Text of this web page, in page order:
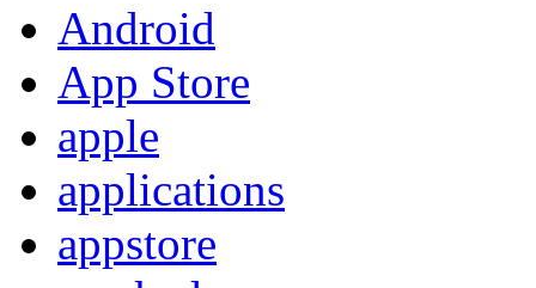
Android
App Store
apple
applications
appstore